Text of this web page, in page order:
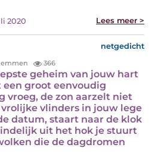
2020 Lees meer >
netgedicht
366
geheim van jouw hart
groot eenvoudig
vroeg, de zon aarzelt niet
vlinders in jouw lege
datum, staart naar de klok
uit het hok je stuurt
die de dagdromen